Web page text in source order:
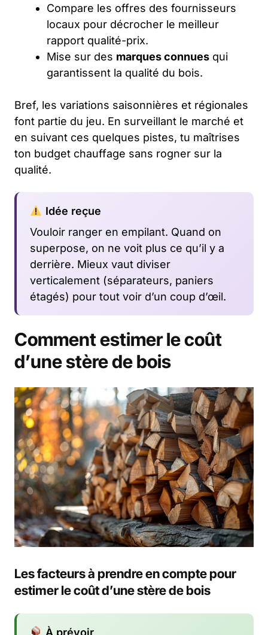
Compare les offres des fournisseurs
locaux pour décrocher le meilleur
rapport qualité-prix.
Mise sur des marques connues qui
garantissent la qualité du bois.
Bref, les variations saisonnières et régionales
font partie du jeu. En surveillant le marché et
en suivant ces quelques pistes, tu maîtrises
ton budget chauffage sans rogner sur la
qualité.
Idée reçue
Vouloir ranger en empilant. Quand on
superpose, on ne voit plus ce qu’il y a
derrière. Mieux vaut diviser
verticalement (séparateurs, paniers
étagés) pour tout voir d’un coup d’œil.
Comment estimer le coût
d’une stère de bois
Les facteurs à prendre en compte pour
estimer le coût d’une stère de bois
À prévoir